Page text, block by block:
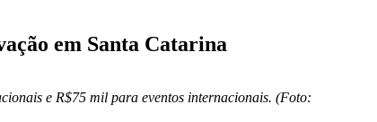
em Santa Catarina
e R$75 mil para eventos internacionais. (Foto: